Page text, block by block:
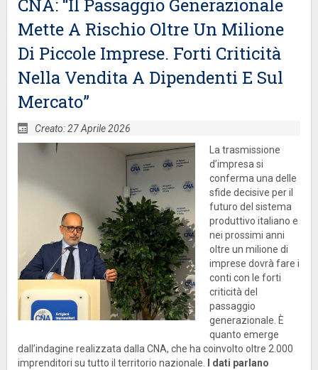
CNA: “Il Passaggio Generazionale
Mette A Rischio Oltre Un Milione
Di Piccole Imprese. Forti Criticità
Nella Vendita A Dipendenti E Sul
Mercato”
Creato: 27 Aprile 2026
La trasmissione
d’impresa si
conferma una delle
sfide decisive per il
futuro del sistema
produttivo italiano e
nei prossimi anni
oltre un milione di
imprese dovrà fare i
conti con le forti
criticità del
passaggio
generazionale. È
quanto emerge
dall’indagine realizzata dalla CNA, che ha coinvolto oltre 2.000
imprenditori su tutto il territorio nazionale.
I dati parlano